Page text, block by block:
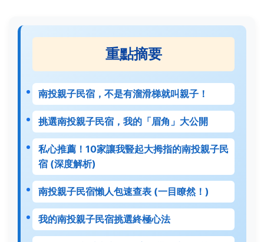
重點摘要
南投親子民宿，不是有溜滑梯就叫親子！
挑選南投親子民宿，我的「眉角」大公開
私心推薦！10家讓我豎起大拇指的南投親子民
宿 (深度解析)
南投親子民宿懶人包速查表 (一目瞭然！)
我的南投親子民宿挑選終極心法